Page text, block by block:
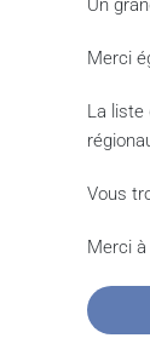
Un
Merci
La liste
Vous
Merci